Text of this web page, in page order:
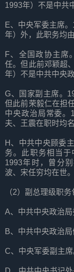
1993年）不是中共
E、中央军委主席
年）外，此职务均
F、全国政协主席
任。但此前邓颖超
年）不是中共中央
G、国家副主席。
但此前荣毅仁在担
中央政治局常委。
夫、王震在职时均
H、中共中央顾委
务。此职务相当于
1993年时，曾分
波、宋任穷均在世
（2）副总理级职务
A、中共中央政治局
B、中共中央政治
C、中央军委副主席